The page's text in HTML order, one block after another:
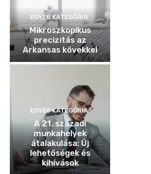
EGYÉB KATEGÓRIA
Mikroszkopikus
precizitás az
Arkansas kövekkel
EGYÉB KATEGÓRIA
A 21. századi
munkahelyek
átalakulása: Új
lehetőségek és
kihívások